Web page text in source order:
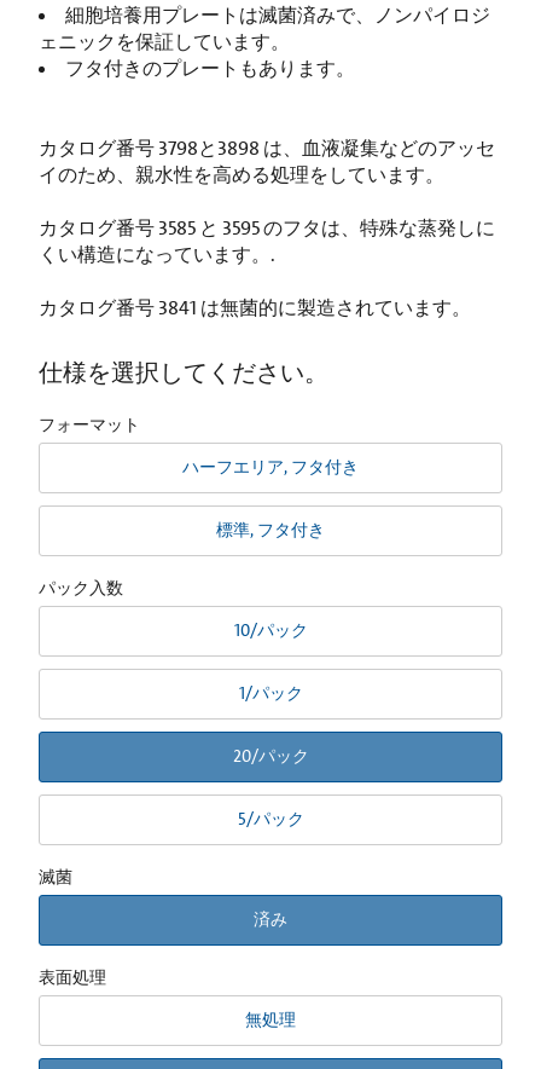
細胞培養用プレートは滅菌済みで、ノンパイロジ
ェニックを保証しています。
フタ付きのプレートもあります。
カタログ番号 3798と3898 は、血液凝集などのアッセ
イのため、親水性を高める処理をしています。
カタログ番号 3585 と 3595 のフタは、特殊な蒸発しに
くい構造になっています。.
カタログ番号 3841 は無菌的に製造されています。
仕様を選択してください。
フォーマット
ハーフエリア, フタ付き
標準, フタ付き
パック入数
10/パック
1/パック
20/パック
5/パック
滅菌
済み
表面処理
無処理